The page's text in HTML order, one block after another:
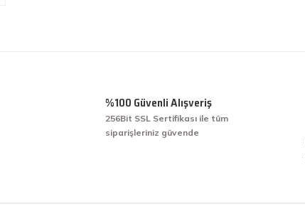
%100 Güvenli Alışveriş
256Bit SSL Sertifikası ile tüm
siparişleriniz güvende